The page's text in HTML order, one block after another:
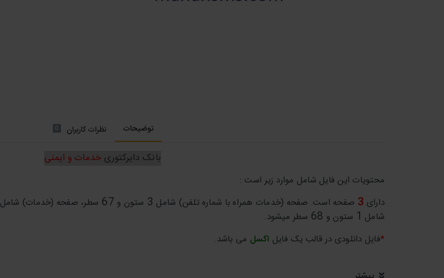
توضیحات نظرات کاربران 0
بانک دایرکتوری خدمات و ایمنی
محتویات این فایل شامل موارد زیر است :
دارای 3 صفحه است. صفحه (خدمات همراه با شماره تلفن) شامل 3 ستون و 67 سطر، صفحه (خدمات) شامل
شامل 1 ستون و 68 سطر میشود.
*فایل دانلودی در قالب یک فایل اکسل می باشد.